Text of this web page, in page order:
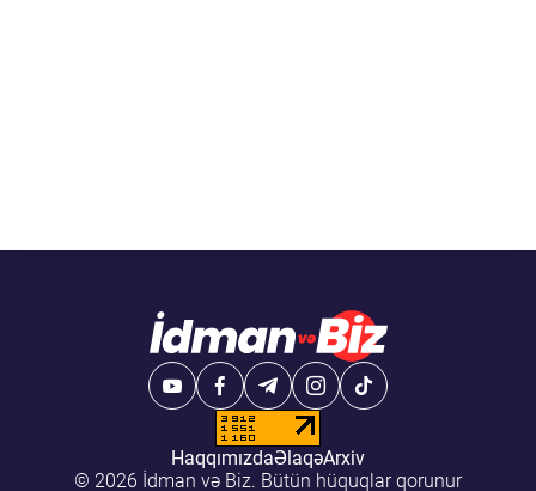
HaqqımızdaƏlaqəArxiv
© 2026 İdman və Biz. Bütün hüquqlar qorunur